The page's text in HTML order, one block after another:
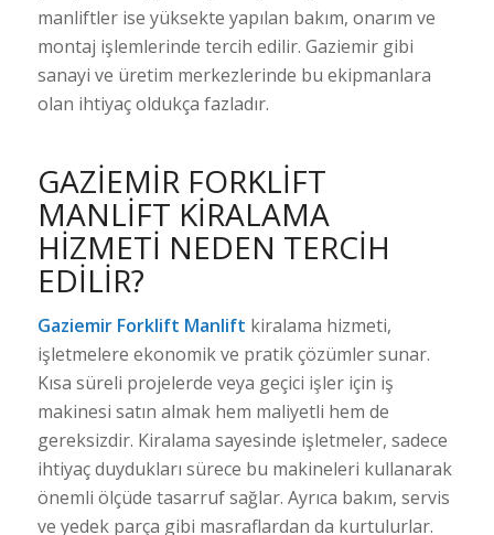
manliftler ise yüksekte yapılan bakım, onarım ve
montaj işlemlerinde tercih edilir. Gaziemir gibi
sanayi ve üretim merkezlerinde bu ekipmanlara
olan ihtiyaç oldukça fazladır.
GAZIEMIR FORKLIFT
MANLIFT KIRALAMA
HIZMETI NEDEN TERCIH
EDILIR?
Gaziemir Forklift Manlift kiralama hizmeti,
işletmelere ekonomik ve pratik çözümler sunar.
Kısa süreli projelerde veya geçici işler için iş
makinesi satın almak hem maliyetli hem de
gereksizdir. Kiralama sayesinde işletmeler, sadece
ihtiyaç duydukları sürece bu makineleri kullanarak
önemli ölçüde tasarruf sağlar. Ayrıca bakım, servis
ve yedek parça gibi masraflardan da kurtulurlar.